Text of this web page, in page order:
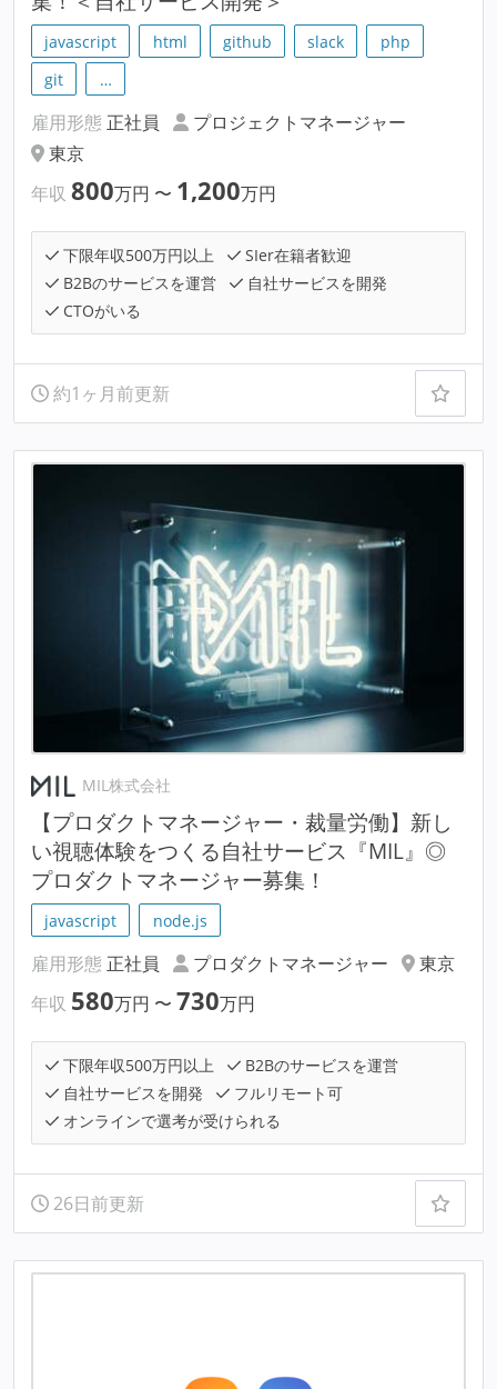
javascript html github slack
php
git
…
雇用形態 正社員
プロジェクトマネージャー
東京
年収 800万円 〜 1,200万円
下限年収500万円以上
SIer在籍者歓迎
B2Bのサービスを運営
自社サービスを開発
CTOがいる
約1ヶ月前更新
MIL株式会社
【プロダクトマネージャー・裁量労働】新し
い視聴体験をつくる自社サービス『MIL』◎
プロダクトマネージャー募集！
javascript node.js
雇用形態 正社員 プロダクトマネージャー
東京
年収 580万円 〜 730万円
下限年収500万円以上
B2Bのサービスを運営
自社サービスを開発
フルリモート可
オンラインで選考が受けられる
26日前更新